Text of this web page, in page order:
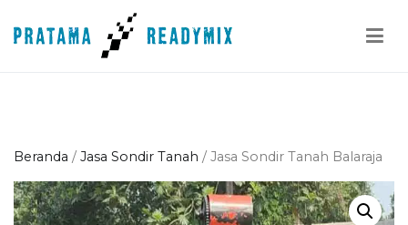
ke
Beranda / Jasa Sondir Tanah / Jasa Sondir Tanah Balaraja